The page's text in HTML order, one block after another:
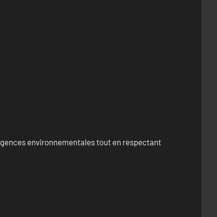
environnementales tout en respectant